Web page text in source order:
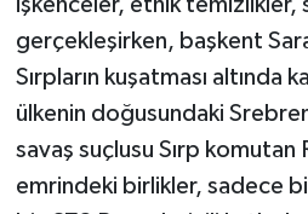
işkenceler, etnik temizlikler,
gerçekleşirken, başkent
Sırpların kuşatması altında
ülkenin doğusundaki
savaş suçlusu Sırp
emrindeki birlikler, sadece